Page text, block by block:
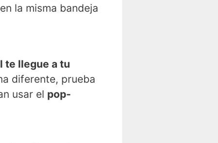
la misma bandeja
te llegue a tu
diferente, prueba
usar el pop-